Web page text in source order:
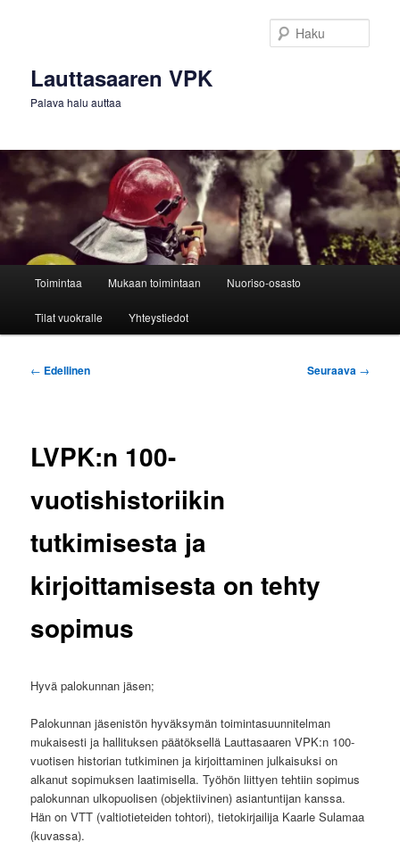
Lauttasaaren VPK
Palava halu auttaa
Toimintaa Mukaan toimintaan Nuoriso-osasto
Tilat vuokralle Yhteystiedot
Artikkelien
← Edellinen Seuraava →
LVPK:n 100-
vuotishistoriikin
tutkimisesta ja
kirjoittamisesta on tehty
sopimus
Hyvä palokunnan jäsen;
Palokunnan jäsenistön hyväksymän toimintasuunnitelman
mukaisesti ja hallituksen päätöksellä Lauttasaaren VPK:n 100-
vuotisen historian tutkiminen ja kirjoittaminen julkaisuksi on
alkanut sopimuksen laatimisella. Työhön liittyen tehtiin sopimus
palokunnan ulkopuolisen (objektiivinen) asiantuntijan kanssa.
Hän on VTT (valtiotieteiden tohtori), tietokirjailija Kaarle Sulamaa
(kuvassa).